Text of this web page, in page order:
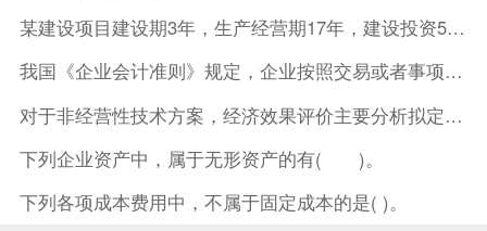
某建设项目建设期3年，生产经营期17年，建设投资5500万元
我国《企业会计准则》规定，企业按照交易或者事项的经济特征确定
对于非经营性技术方案，经济效果评价主要分析拟定方案的( )。
下列企业资产中，属于无形资产的有( )。
下列各项成本费用中，不属于固定成本的是( )。